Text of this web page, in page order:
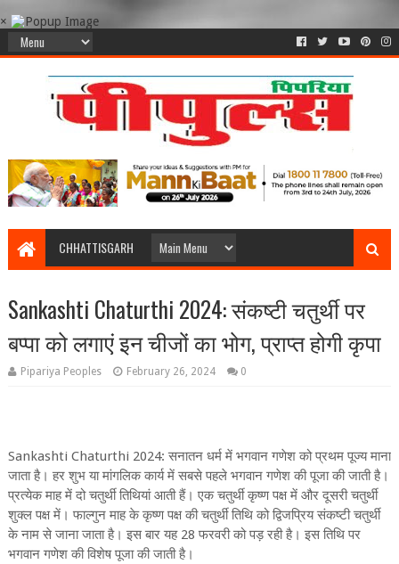
×
CHHATTISGARH
Sankashti Chaturthi 2024: संकष्टी चतुर्थी पर
बप्पा को लगाएं इन चीजों का भोग, प्राप्त होगी कृपा
Pipariya Peoples February 26, 2024 0
Sankashti Chaturthi 2024: सनातन धर्म में भगवान गणेश को प्रथम पूज्य माना
जाता है। हर शुभ या मांगलिक कार्य में सबसे पहले भगवान गणेश की पूजा की जाती है।
प्रत्येक माह में दो चतुर्थी तिथियां आती हैं। एक चतुर्थी कृष्ण पक्ष में और दूसरी चतुर्थी
शुक्ल पक्ष में। फाल्गुन माह के कृष्ण पक्ष की चतुर्थी तिथि को द्विजप्रिय संकष्टी चतुर्थी
के नाम से जाना जाता है। इस बार यह 28 फरवरी को पड़ रही है। इस तिथि पर
भगवान गणेश की विशेष पूजा की जाती है।